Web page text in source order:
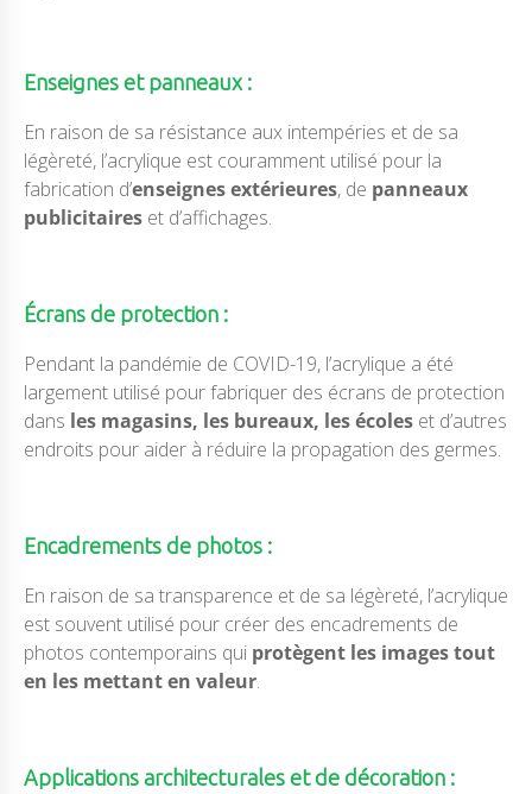
Enseignes et panneaux :
En raison de sa résistance aux intempéries et de sa
légèreté, l’acrylique est couramment utilisé pour la
fabrication d’enseignes extérieures, de panneaux
publicitaires et d’affichages.
Écrans de protection :
Pendant la pandémie de COVID-19, l’acrylique a été
largement utilisé pour fabriquer des écrans de protection
dans les magasins, les bureaux, les écoles et d’autres
endroits pour aider à réduire la propagation des germes.
Encadrements de photos :
En raison de sa transparence et de sa légèreté, l’acrylique
est souvent utilisé pour créer des encadrements de
photos contemporains qui protègent les images tout
en les mettant en valeur.
Applications architecturales et de décoration :